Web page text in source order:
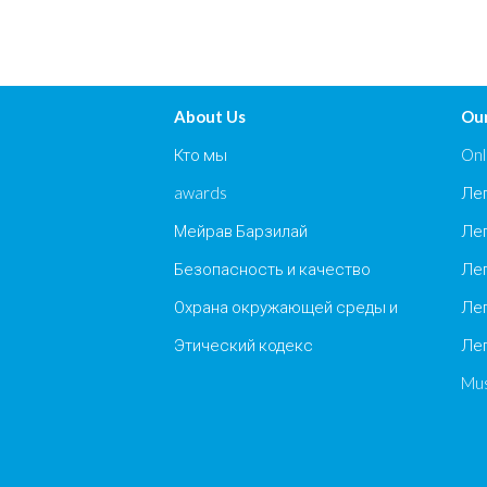
About Us
Кто мы
awards
Мейрав Барзилай
Безопасность и качество
Охрана окружающей среды и
Этический кодекс